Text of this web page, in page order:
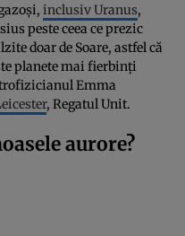
inclusiv Uranus,
peste ceea ce prezic
doar de Soare, astfel că
planete mai fierbinți
Emma
, Regatul Unit.
aurore?